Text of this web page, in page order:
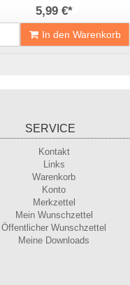
5,99 €*
In den Warenkorb
SERVICE
Kontakt
Links
Warenkorb
Konto
Merkzettel
Mein Wunschzettel
Öffentlicher Wunschzettel
Meine Downloads